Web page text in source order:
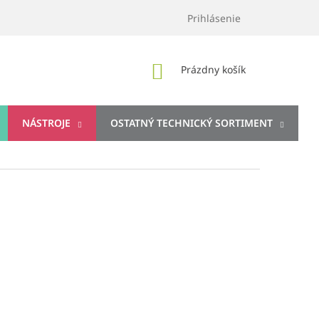
Prihlásenie
NÁKUPNÝ
Prázdny košík
NÁSTROJE OSTATNÝ TECHNICKÝ SORTIMENT